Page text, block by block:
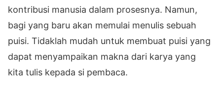
kontribusi manusia dalam prosesnya. Namun,
bagi yang baru akan memulai menulis sebuah
puisi. Tidaklah mudah untuk membuat puisi yang
dapat menyampaikan makna dari karya yang
kita tulis kepada si pembaca.